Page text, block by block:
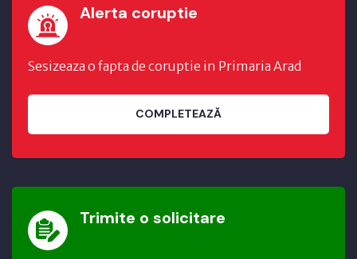
Alerta coruptie
Sesizeaza o fapta de coruptie in Primaria Arad
COMPLETEAZĂ
Trimite o solicitare